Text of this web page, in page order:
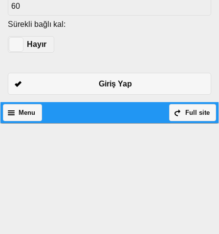
Sürekli bağlı kal:
Hayır
Giriş Yap
Full site
Menu